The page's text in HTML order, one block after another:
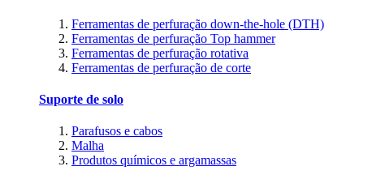
Ferramentas de perfuração down-the-hole (DTH)
Ferramentas de perfuração Top hammer
Ferramentas de perfuração rotativa
Ferramentas de perfuração de corte
Suporte de solo
Parafusos e cabos
Malha
Produtos químicos e argamassas